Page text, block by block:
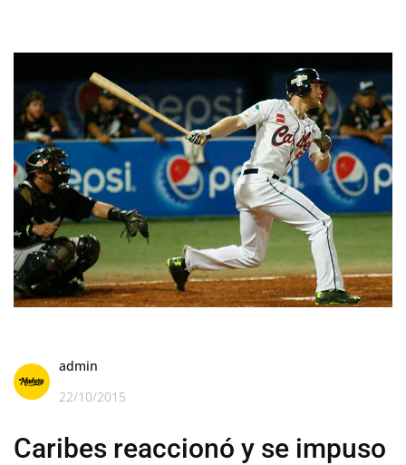
admin
22/10/2015
Caribes reaccionó y se impuso